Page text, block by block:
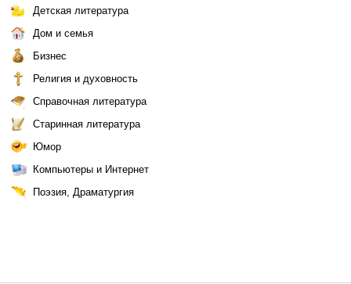
Детская литература
Дом и семья
Бизнес
Религия и духовность
Справочная литература
Старинная литература
Юмор
Компьютеры и Интернет
Поэзия, Драматургия